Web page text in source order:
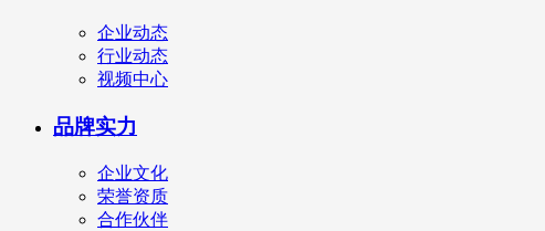
企业动态
行业动态
视频中心
品牌实力
企业文化
荣誉资质
合作伙伴